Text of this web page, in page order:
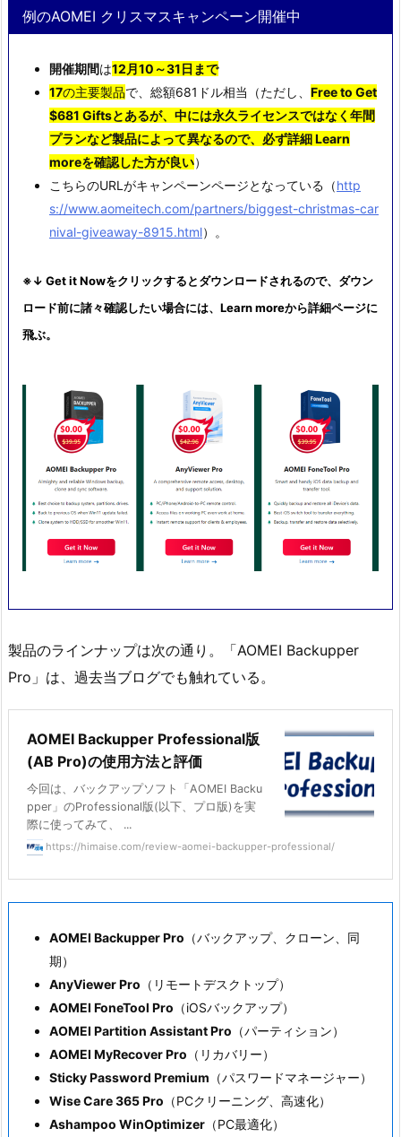
例のAOMEI クリスマスキャンペーン開催中
開催期間は12月10～31日まで
17の主要製品で、総額681ドル相当（ただし、 Free to Get
$681 Giftsとあるが、中には永久ライセンスではなく年間
プランなど製品によって異なるので、必ず詳細 Learn
moreを確認した方が良い）
こちらのURLがキャンペーンページとなっている（http
s://www.aomeitech.com/partners/biggest-christmas-car
nival-giveaway-8915.html）。
※↓ Get it Nowをクリックするとダウンロードされるので、ダウン
ロード前に諸々確認したい場合には、Learn moreから詳細ページに
飛ぶ。
製品のラインナップは次の通り。「AOMEI Backupper
Pro」は、過去当ブログでも触れている。
AOMEI Backupper Professional版
(AB Pro)の使用方法と評価
今回は、バックアップソフト「AOMEI Backu
pper」のProfessional版(以下、プロ版)を実
際に使ってみて、 ...
https://himaise.com/review-aomei-backupper-professional/
AOMEI Backupper Pro （バックアップ、クローン、同
期）
AnyViewer Pro （リモートデスクトップ）
AOMEI FoneTool Pro （iOSバックアップ）
AOMEI Partition Assistant Pro （パーティション）
AOMEI MyRecover Pro （リカバリー）
Sticky Password Premium （パスワードマネージャー）
Wise Care 365 Pro （PCクリーニング、高速化）
Ashampoo WinOptimizer （PC最適化）